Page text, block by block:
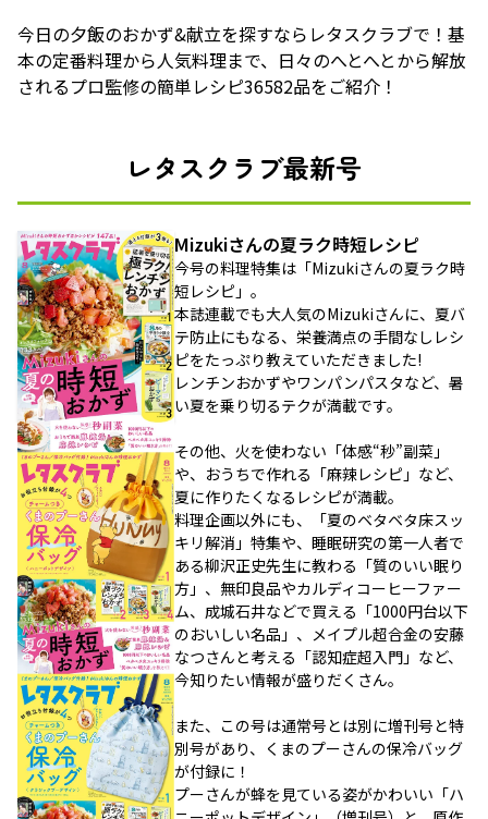
今日の夕飯のおかず&献立を探すならレタスクラブで！基
本の定番料理から人気料理まで、日々のへとへとから解放
されるプロ監修の簡単レシピ36582品をご紹介！
レタスクラブ最新号
Mizukiさんの夏ラク時短レシピ
今号の料理特集は「Mizukiさんの夏ラク時
短レシピ」。
本誌連載でも大人気のMizukiさんに、夏バ
テ防止にもなる、栄養満点の手間なしレシ
ピをたっぷり教えていただきました!
レンチンおかずやワンパンパスタなど、暑
い夏を乗り切るテクが満載です。
その他、火を使わない「体感“秒”副菜」
や、おうちで作れる「麻辣レシピ」など、
夏に作りたくなるレシピが満載。
料理企画以外にも、「夏のベタベタ床スッ
キリ解消」特集や、睡眠研究の第一人者で
ある柳沢正史先生に教わる「質のいい眠り
方」、無印良品やカルディコーヒーファー
ム、成城石井などで買える「1000円台以下
のおいしい名品」、メイプル超合金の安藤
なつさんと考える「認知症超入門」など、
今知りたい情報が盛りだくさん。
また、この号は通常号とは別に増刊号と特
別号があり、くまのプーさんの保冷バッグ
が付録に！
プーさんが蜂を見ている姿がかわいい「ハ